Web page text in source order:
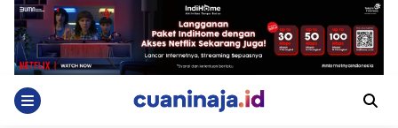
Skip
content